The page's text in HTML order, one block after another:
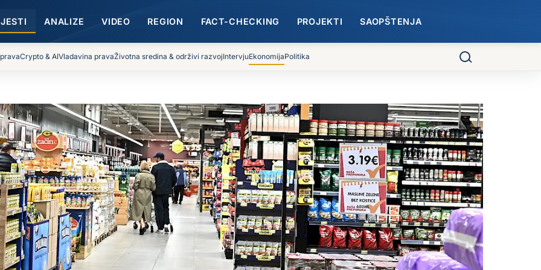
ANALIZE VIDEO REGION FACT-CHECKING PROJEKTI SAOPŠTENJA
Crypto & AIVladavina pravaŽivotna sredina & održivi razvojIntervjuEkonomijaPolitika
Pretraga